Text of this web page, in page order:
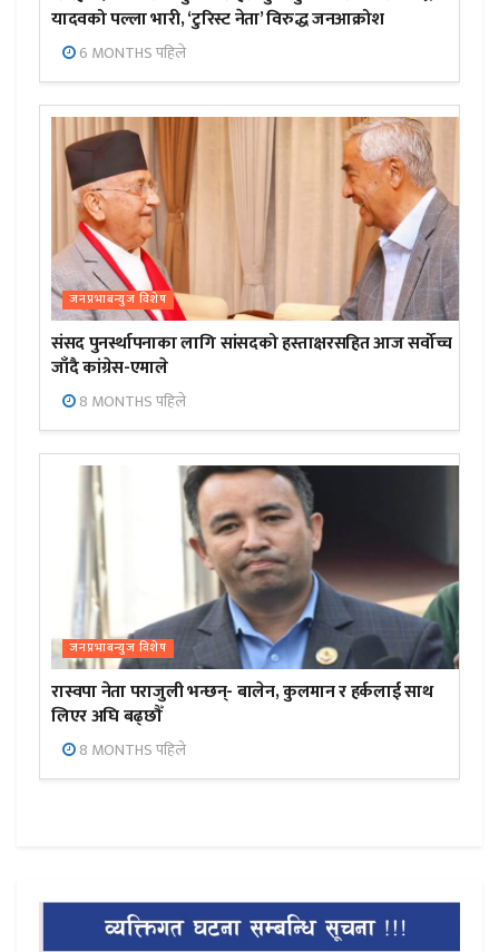
यादवको पल्ला भारी, ‘टुरिस्ट नेता’ विरुद्ध जनआक्रोश
6 MONTHS पहिले
जनप्रभाबन्युज विशेष
संसद पुनर्स्थापनाका लागि सांसदको हस्ताक्षरसहित आज सर्वोच्च
जाँदै कांग्रेस-एमाले
8 MONTHS पहिले
जनप्रभाबन्युज विशेष
रास्वपा नेता पराजुली भन्छन्- बालेन, कुलमान र हर्कलाई साथ
लिएर अघि बढ्छौँ
8 MONTHS पहिले